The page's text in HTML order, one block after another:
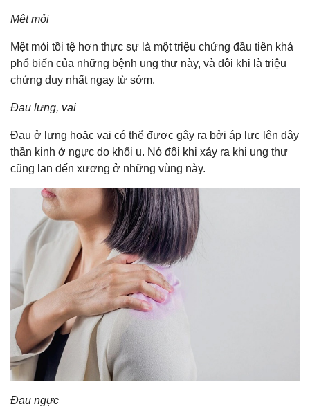
Mệt mỏi
Mệt mỏi tồi tệ hơn thực sự là một triệu chứng đầu tiên khá
phổ biến của những bệnh ung thư này, và đôi khi là triệu
chứng duy nhất ngay từ sớm.
Đau lưng, vai
Đau ở lưng hoặc vai có thể được gây ra bởi áp lực lên dây
thần kinh ở ngực do khối u. Nó đôi khi xảy ra khi ung thư
cũng lan đến xương ở những vùng này.
Đau ngực